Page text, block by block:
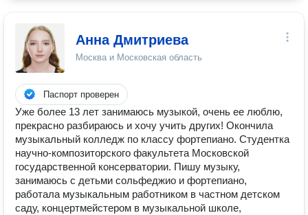
Анна Дмитриева
Москва и Московская область
Паспорт проверен
Уже более 13 лет занимаюсь музыкой, очень ее люблю,
прекрасно разбираюсь и хочу учить других! Окончила
музыкальный колледж по классу фортепиано. Студентка
научно-композиторского факультета Московской
государственной консерватории. Пишу музыку,
занимаюсь с детьми сольфеджио и фортепиано,
работала музыкальным работником в частном детском
саду, концертмейстером в музыкальной школе,